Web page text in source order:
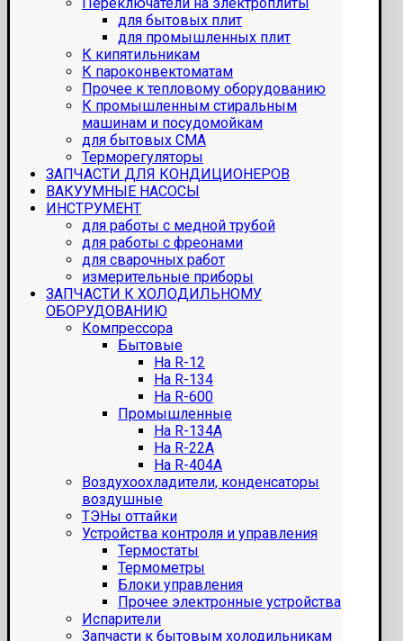
для бытовых плит
для промышленных плит
К кипятильникам
К пароконвектоматам
Прочее к тепловому оборудованию
К промышленным стиральным
машинам и посудомойкам
для бытовых СМА
Терморегуляторы
ЗАПЧАСТИ ДЛЯ КОНДИЦИОНЕРОВ
ВАКУУМНЫЕ НАСОСЫ
ИНСТРУМЕНТ
для работы с медной трубой
для работы с фреонами
для сварочных работ
измерительные приборы
ЗАПЧАСТИ К ХОЛОДИЛЬНОМУ
ОБОРУДОВАНИЮ
Компрессора
Бытовые
На R-12
На R-134
На R-600
Промышленные
На R-134A
На R-22A
На R-404A
Воздухоохладители, конденсаторы
воздушные
ТЭНы оттайки
Устройства контроля и управления
Термостаты
Термометры
Блоки управления
Прочее электронные устройства
Испарители
Запчасти к бытовым холодильникам